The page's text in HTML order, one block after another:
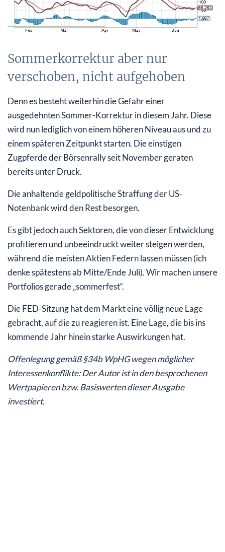
Sommerkorrektur aber nur
verschoben, nicht aufgehoben
Denn es besteht weiterhin die Gefahr einer
ausgedehnten Sommer-Korrektur in diesem Jahr. Diese
wird nun lediglich von einem höheren Niveau aus und zu
einem späteren Zeitpunkt starten. Die einstigen
Zugpferde der Börsenrally seit November geraten
bereits unter Druck.
Die anhaltende geldpolitische Straffung der US-
Notenbank wird den Rest besorgen.
Es gibt jedoch auch Sektoren, die von dieser Entwicklung
profitieren und unbeeindruckt weiter steigen werden,
während die meisten Aktien Federn lassen müssen (ich
denke spätestens ab Mitte/Ende Juli). Wir machen unsere
Portfolios gerade „sommerfest“.
Die FED-Sitzung hat dem Markt eine völlig neue Lage
gebracht, auf die zu reagieren ist. Eine Lage, die bis ins
kommende Jahr hinein starke Auswirkungen hat.
Offenlegung gemäß §34b WpHG wegen möglicher
Interessenkonflikte: Der Autor ist in den besprochenen
Wertpapieren bzw. Basiswerten dieser Ausgabe
investiert.